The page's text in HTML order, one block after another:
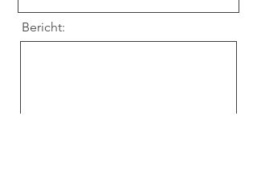
Bericht: